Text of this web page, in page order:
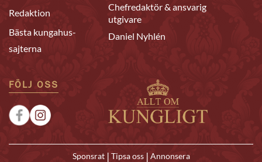
Redaktion
Bästa kungahus-
sajterna
Chefredaktör & ansvarig
utgivare
Daniel Nyhlén
FÖLJ OSS
Sponsrat | Tipsa oss | Annonsera